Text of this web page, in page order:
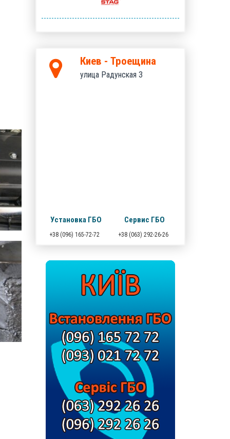
Киев - Троещина
улица Радунская 3
Установка ГБО
+38 (096) 165-72-72
Сервис ГБО
+38 (063) 292-26-26